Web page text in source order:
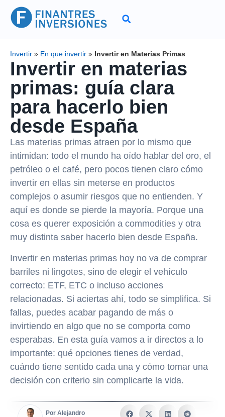
Invertir » En que invertir » Invertir en Materias Primas
Invertir en materias
primas: guía clara
para hacerlo bien
desde España
Las materias primas atraen por lo mismo que
intimidan: todo el mundo ha oído hablar del oro, el
petróleo o el café, pero pocos tienen claro cómo
invertir en ellas sin meterse en productos
complejos o asumir riesgos que no entienden. Y
aquí es donde se pierde la mayoría. Porque una
cosa es querer exposición a commodities y otra
muy distinta saber hacerlo bien desde España.
Invertir en materias primas hoy no va de comprar
barriles ni lingotes, sino de elegir el vehículo
correcto: ETF, ETC o incluso acciones
relacionadas. Si aciertas ahí, todo se simplifica. Si
fallas, puedes acabar pagando de más o
invirtiendo en algo que no se comporta como
esperabas. En esta guía vamos a ir directos a lo
importante: qué opciones tienes de verdad,
cuándo tiene sentido cada una y cómo tomar una
decisión con criterio sin complicarte la vida.
Por Alejandro